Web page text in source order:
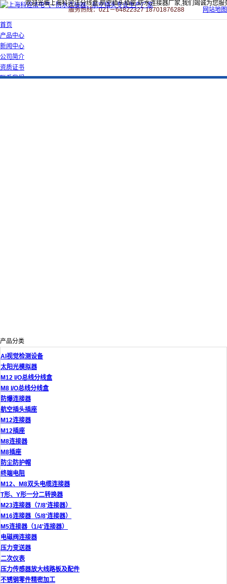
欢迎光临上海科迎法分线盒,航空插头插座,防水连接器厂家,我们竭诚为您服
服务热线：021－64822327 18701876288
网站地图
首页
产品中心
新闻中心
公司简介
资质证书
联系我们
产品分类
AI视觉检测设备
太阳光模拟器
M12 I/O总线分线盒
M8 I/O总线分线盒
防爆连接器
航空插头插座
M12连接器
M12插座
M8连接器
M8插座
防尘防护帽
终端电阻
M12、M8双头电缆连接器
T形、Y形一分二转换器
M23连接器（7/8'连接器）
M16连接器（5/8'连接器）
M5连接器（1/4'连接器）
电磁阀连接器
压力变送器
二次仪表
压力传感器放大线路板及配件
不锈钢零件精密加工